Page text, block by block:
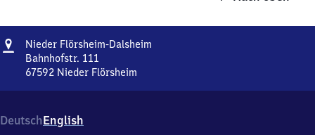
Adresse
Nieder Flörsheim-Dalsheim
Bahnhofstr. 111
67592 Nieder Flörsheim
Dalsheim,
Bahnhofstr.
DeutschEnglish